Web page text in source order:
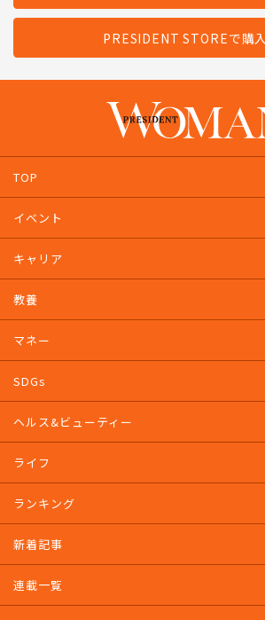
PRESIDENT STOREで購
TOP
イベント
キャリア
教養
マネー
SDGs
ヘルス&ビューティー
ライフ
ランキング
新着記事
連載一覧